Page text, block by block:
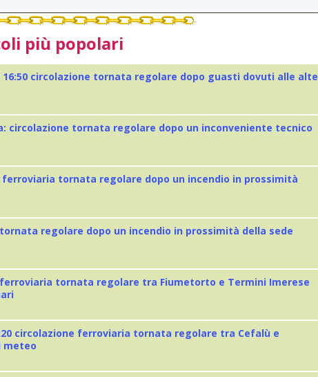
più popolari
circolazione tornata regolare dopo guasti dovuti alle alte
circolazione tornata regolare dopo un inconveniente tecnico
ferroviaria tornata regolare dopo un incendio in prossimità
regolare dopo un incendio in prossimità della sede
tornata regolare tra Fiumetorto e Termini Imerese
circolazione ferroviaria tornata regolare tra Cefalù e
meteo